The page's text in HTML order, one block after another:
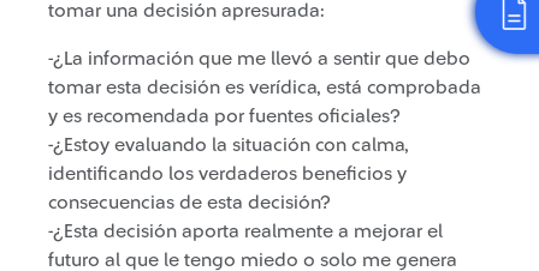
tomar una decisión apresurada:
-¿La información que me llevó a sentir que debo
tomar esta decisión es verídica, está comprobada
y es recomendada por fuentes oficiales?
-¿Estoy evaluando la situación con calma,
identificando los verdaderos beneficios y
consecuencias de esta decisión?
-¿Esta decisión aporta realmente a mejorar el
futuro al que le tengo miedo o solo me genera